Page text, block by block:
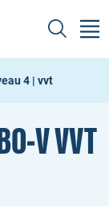
4 | vvt
VVT